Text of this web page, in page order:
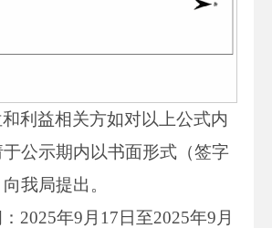
利益相关方如对以上公式内
公示期内以书面形式（签字
我局提出。
2025年9月17日至2025年9月